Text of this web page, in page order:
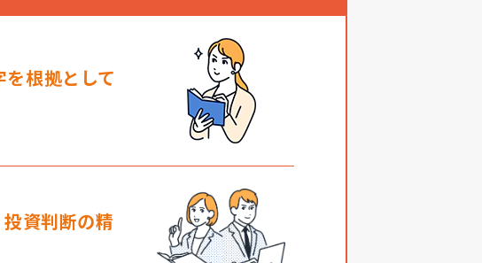
根拠として
資判断の精